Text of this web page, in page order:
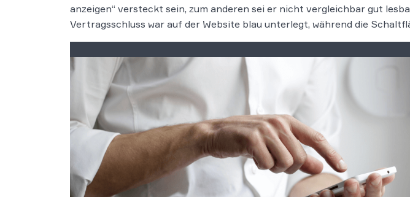
anzeigen“ versteckt sein, zum anderen sei er nicht vergleichbar gut
Vertragsschluss war auf der Website blau unterlegt, während die